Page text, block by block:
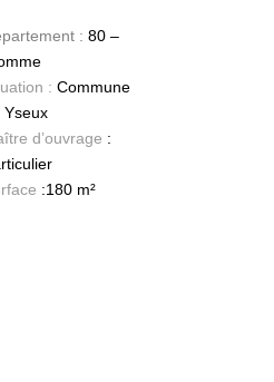
: 80 –
: Commune
Yseux
d’ouvrage :
:180 m²